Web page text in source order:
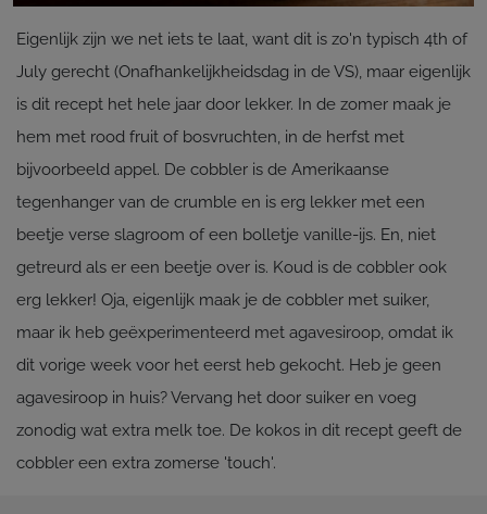
Eigenlijk zijn we net iets te laat, want dit is zo'n typisch 4th of
July gerecht (Onafhankelijkheidsdag in de VS), maar eigenlijk
is dit recept het hele jaar door lekker. In de zomer maak je
hem met rood fruit of bosvruchten, in de herfst met
bijvoorbeeld appel. De cobbler is de Amerikaanse
tegenhanger van de crumble en is erg lekker met een
beetje verse slagroom of een bolletje vanille-ijs. En, niet
getreurd als er een beetje over is. Koud is de cobbler ook
erg lekker! Oja, eigenlijk maak je de cobbler met suiker,
maar ik heb geëxperimenteerd met agavesiroop, omdat ik
dit vorige week voor het eerst heb gekocht. Heb je geen
agavesiroop in huis? Vervang het door suiker en voeg
zonodig wat extra melk toe. De kokos in dit recept geeft de
cobbler een extra zomerse 'touch'.